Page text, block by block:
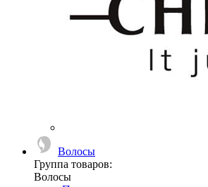
Волосы
Группа товаров:
Волосы